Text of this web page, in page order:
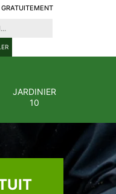
JARDINIER
10